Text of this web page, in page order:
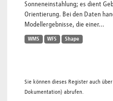
Sonneneinstahlung; es dient
Orientierung. Bei den Daten
Modellergebnisse, die einer...
WMS WFS Shape
Sie können dieses Register auch
Dokumentation) abrufen.